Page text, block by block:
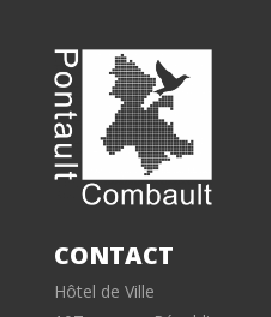
CONTACT
Hôtel de Ville